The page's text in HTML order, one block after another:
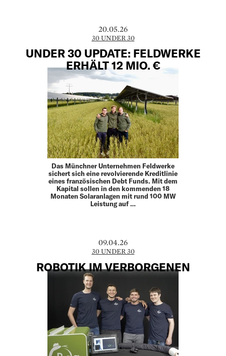
20.05.26
30 UNDER 30
UNDER 30 UPDATE: FELDWERKE
ERHÄLT 12 MIO. €
Das Münchner Unternehmen Feldwerke
sichert sich eine revolvierende Kreditlinie
eines französischen Debt Funds. Mit dem
Kapital sollen in den kommenden 18
Monaten Solaranlagen mit rund 100 MW
Leistung auf …
09.04.26
30 UNDER 30
ROBOTIK IM VERBORGENEN